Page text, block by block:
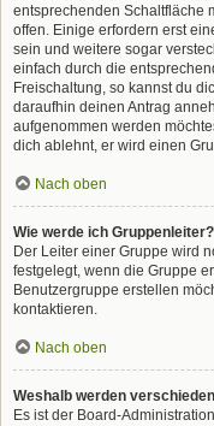
entsprechenden Schaltfläche
offen. Einige erfordern erst
sein und weitere sogar
einfach durch die
Freischaltung, so kannst du
daraufhin deinen Antrag
aufgenommen werden
dich ablehnt, er wird einen
Nach oben
Wie werde ich Gruppenleiter?
Der Leiter einer Gruppe wird
festgelegt, wenn die Gruppe
Benutzergruppe erstellen
kontaktieren.
Nach oben
Weshalb werden
Es ist der Board-